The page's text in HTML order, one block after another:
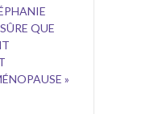
QUE
»